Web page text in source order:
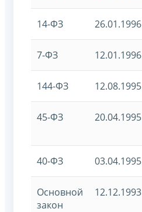
14-ФЗ 26.01.1996
7-ФЗ 12.01.1996
144-ФЗ 12.08.1995
45-ФЗ 20.04.1995
40-ФЗ 03.04.1995
Основной
закон
12.12.1993